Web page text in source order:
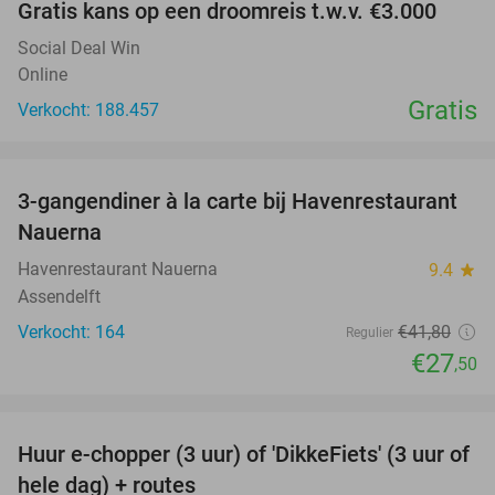
Gratis kans op een droomreis t.w.v. €3.000
Social Deal Win
Online
Verkocht: 188.457
Gratis
34%
3-gangendiner à la carte bij Havenrestaurant
Nauerna
Havenrestaurant Nauerna 9.4 star
Assendelft
Verkocht: 164
Regulier €41,80
€27,50
50%
Huur e-chopper (3 uur) of 'DikkeFiets' (3 uur of
hele dag) + routes